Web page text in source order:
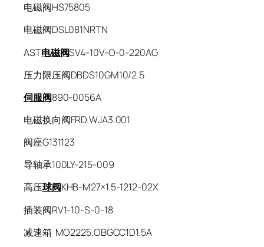
电磁阀HS75805
电磁阀DSL081NRTN
AST电磁阀SV4-10V-O-0-220AG
压力限压阀DBDS10GM10/2.5
伺服阀890-0056A
电磁换向阀FRD.WJA3.001
阀座G131123
导轴承100LY-215-009
高压球阀KHB-M27×1.5-1212-02X
插装阀RV1-10-S-0-18
减速箱 MO2225.OBGCC1D1.5A